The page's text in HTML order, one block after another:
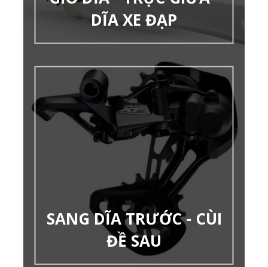
DĨA XE ĐẠP
SANG DĨA TRƯỚC - CÙI
ĐỀ SAU